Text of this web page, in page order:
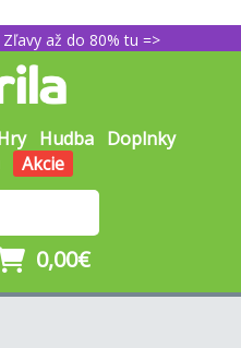
až do 80% tu =>
Hudba Doplnky
Akcie
0,00€